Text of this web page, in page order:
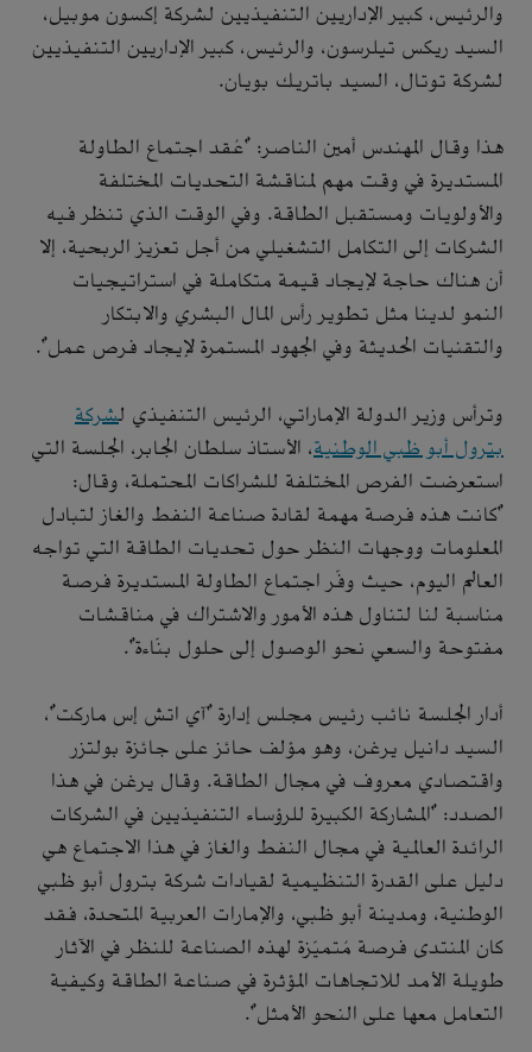
والرئيس، كبير الإداريين التنفيذيين لشركة إكسون موبيل،
السيد ريكس تيلرسون، والرئيس، كبير الإداريين التنفيذيين
لشركة توتال، السيد باتريك بويان.
هذا وقال المهندس أمين الناصر: "عُقد اجتماع الطاولة
المستديرة في وقت مهم لمناقشة التحديات المختلفة
والأولويات ومستقبل الطاقة. وفي الوقت الذي تنظر فيه
الشركات إلى التكامل التشغيلي من أجل تعزيز الربحية، إلا
أن هناك حاجة لإيجاد قيمة متكاملة في استراتيجيات
النمو لدينا مثل تطوير رأس المال البشري والابتكار
والتقنيات الحديثة وفي الجهود المستمرة لإيجاد فرص عمل".
وترأس وزير الدولة الإماراتي، الرئيس التنفيذي لشركة
بترول أبو ظبي الوطنية، الأستاذ سلطان الجابر، الجلسة التي
استعرضت الفرص المختلفة للشراكات المحتملة، وقال:
"كانت هذه فرصة مهمة لقادة صناعة النفط والغاز لتبادل
المعلومات ووجهات النظر حول تحديات الطاقة التي تواجه
العالم اليوم، حيث وفّر اجتماع الطاولة المستديرة فرصة
مناسبة لنا لتناول هذه الأمور والاشتراك في مناقشات
مفتوحة والسعي نحو الوصول إلى حلول بنّاءة".
أدار الجلسة نائب رئيس مجلس إدارة "آي اتش إس ماركت"،
السيد دانيل يرغن، وهو مؤلف حائز على جائزة بولتزر
واقتصادي معروف في مجال الطاقة. وقال يرغن في هذا
الصدد: "المشاركة الكبيرة للرؤساء التنفيذيين في الشركات
الرائدة العالمية في مجال النفط والغاز في هذا الاجتماع هي
دليل على القدرة التنظيمية لقيادات شركة بترول أبو ظبي
الوطنية، ومدينة أبو ظبي، والإمارات العربية المتحدة، فقد
كان المنتدى فرصة مُتميّزة لهذه الصناعة للنظر في الآثار
طويلة الأمد للاتجاهات المؤثرة في صناعة الطاقة وكيفية
التعامل معها على النحو الأمثل".